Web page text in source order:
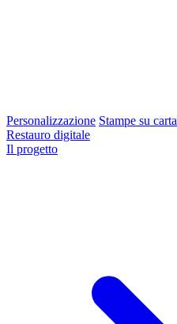
Personalizzazione Stampe su carta
Restauro digitale
Il progetto